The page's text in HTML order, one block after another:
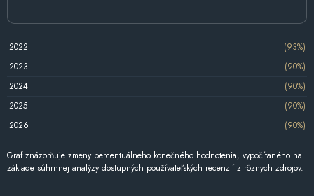
2022
(93%)
2023
(90%)
2024
(90%)
2025
(90%)
2026
(90%)
Graf znázorňuje zmeny percentuálneho konečného hodnotenia, vypočítaného na
základe súhrnnej analýzy dostupných používateľských recenzií z rôznych zdrojov.